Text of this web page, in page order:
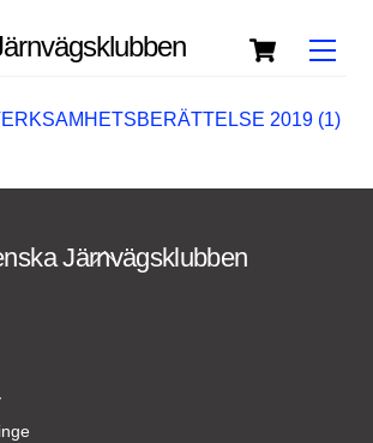
Cart
2019 (1)
Back
Järnvägsklubben